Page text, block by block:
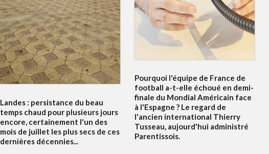
Landes : persistance du beau
temps chaud pour plusieurs jours
encore, certainement l'un des
mois de juillet les plus secs de ces
dernières décennies...
Pourquoi l'équipe de France de
football a-t-elle échoué en demi-
finale du Mondial Américain face
à l'Espagne ? Le regard de
l'ancien international Thierry
Tusseau, aujourd'hui administré
Parentissois.